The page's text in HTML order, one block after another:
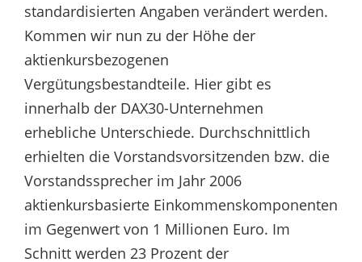
standardisierten Angaben verändert werden.
Kommen wir nun zu der Höhe der
aktienkursbezogenen
Vergütungsbestandteile. Hier gibt es
innerhalb der DAX30-Unternehmen
erhebliche Unterschiede. Durchschnittlich
erhielten die Vorstandsvorsitzenden bzw. die
Vorstandssprecher im Jahr 2006
aktienkursbasierte Einkommenskomponenten
im Gegenwert von 1 Millionen Euro. Im
Schnitt werden 23 Prozent der